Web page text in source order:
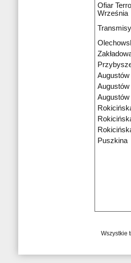
Ofiar
Września
Augustów
Augustów
Augustów
Puszkina
Wszystkie